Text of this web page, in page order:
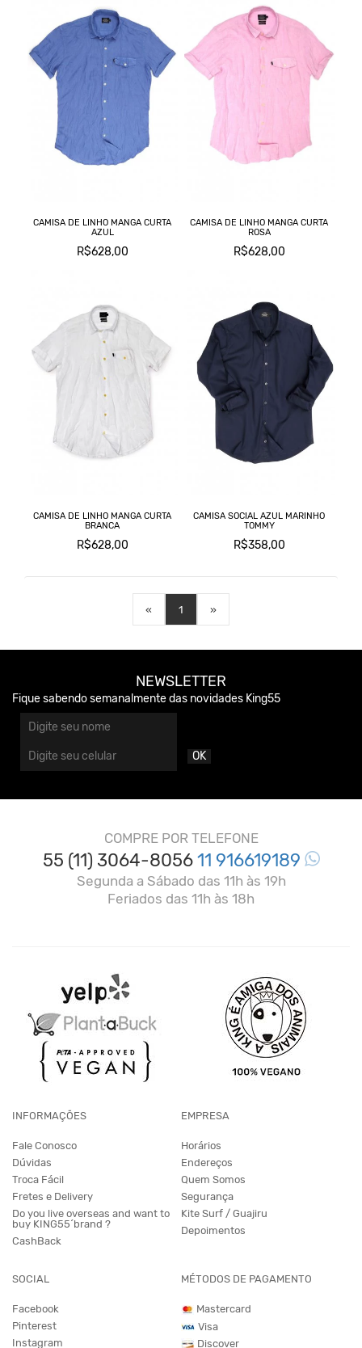
CAMISA DE LINHO MANGA CURTA
AZUL
R$628,00
CAMISA DE LINHO MANGA CURTA
ROSA
R$628,00
CAMISA DE LINHO MANGA CURTA
BRANCA
R$628,00
CAMISA SOCIAL AZUL MARINHO
TOMMY
R$358,00
« 1 »
NEWSLETTER
Fique sabendo semanalmente das novidades King55
OK
COMPRE POR TELEFONE
55 (11) 3064-805611 916619189
Segunda a Sábado das 11h às 19h
Feriados das 11h às 18h
INFORMAÇÕES
Fale Conosco
Dúvidas
Troca Fácil
Fretes e Delivery
Do you live overseas and want to
buy KING55´brand ?
CashBack
EMPRESA
Horários
Endereços
Quem Somos
Segurança
Kite Surf / Guajiru
Depoimentos
SOCIAL
Facebook
Pinterest
Instagram
MÉTODOS DE PAGAMENTO
Mastercard
Visa
Discover